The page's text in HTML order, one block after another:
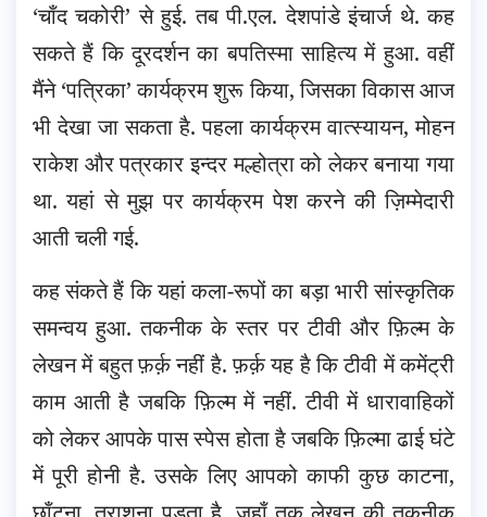
‘चाँद चकोरी’ से हुई. तब पी.एल. देशपांडे इंचार्ज थे. कह
सकते हैं कि दूरदर्शन का बपतिस्मा साहित्य में हुआ. वहीं
मैंने ‘पत्रिका’ कार्यक्रम शुरू किया, जिसका विकास आज
भी देखा जा सकता है. पहला कार्यक्रम वात्स्यायन, मोहन
राकेश और पत्रकार इन्दर मल्होत्रा को लेकर बनाया गया
था. यहां से मुझ पर कार्यक्रम पेश करने की ज़िम्मेदारी
आती चली गई.
कह संकते हैं कि यहां कला-रूपों का बड़ा भारी सांस्कृतिक
समन्वय हुआ. तकनीक के स्तर पर टीवी और फ़िल्म के
लेखन में बहुत फ़र्क़ नहीं है. फ़र्क़ यह है कि टीवी में कमेंट्री
काम आती है जबकि फ़िल्म में नहीं. टीवी में धारावाहिकों
को लेकर आपके पास स्पेस होता है जबकि फ़िल्मा ढाई घंटे
में पूरी होनी है. उसके लिए आपको काफी कुछ काटना,